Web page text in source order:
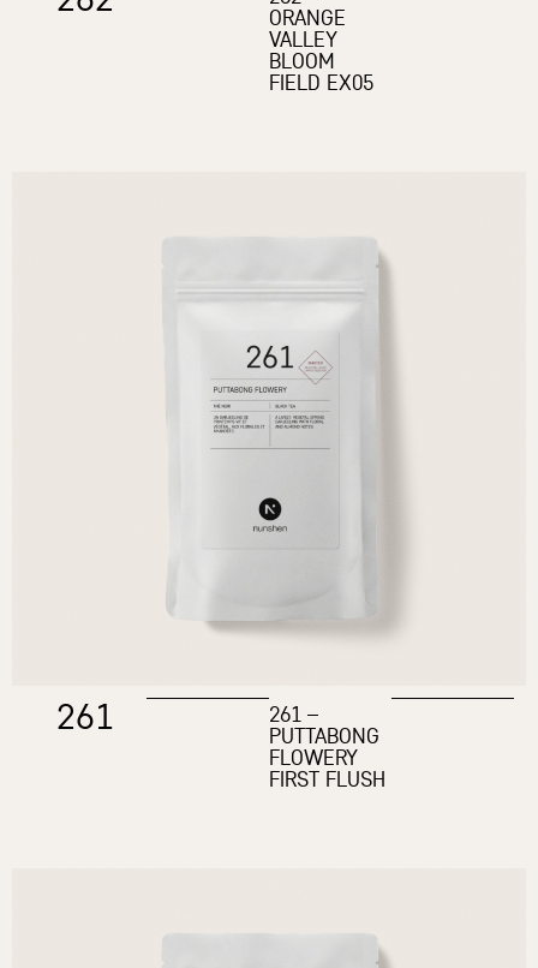
ORANGE
VALLEY
BLOOM
FIELD EX05
261 261 –
PUTTABONG
FLOWERY
FIRST FLUSH